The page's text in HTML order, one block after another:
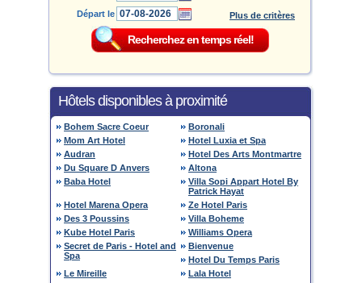
Départ le
Plus de critères
Hôtels disponibles à proximité
Bohem Sacre Coeur
Boronali
Mom Art Hotel
Hotel Luxia et Spa
Audran
Hotel Des Arts Montmartre
Du Square D Anvers
Altona
Baba Hotel
Villa Sopi Appart Hotel By
Patrick Hayat
Hotel Marena Opera
Ze Hotel Paris
Des 3 Poussins
Villa Boheme
Kube Hotel Paris
Williams Opera
Secret de Paris - Hotel and
Spa
Bienvenue
Hotel Du Temps Paris
Le Mireille
Lala Hotel